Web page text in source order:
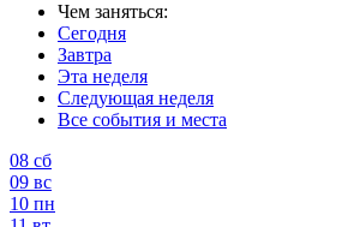
Чем заняться:
Сегодня
Завтра
Эта неделя
Следующая неделя
Все события и места
08 сб
09 вс
10 пн